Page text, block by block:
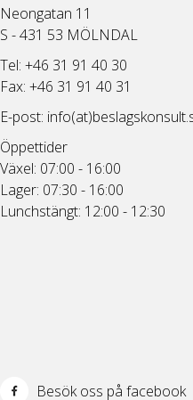
Neongatan 11
S - 431 53 MÖLNDAL
Tel: +46 31 91 40 30
Fax: +46 31 91 40 31
E-post:
Öppettider
Växel: 07:00 - 16:00
Lager: 07:30 - 16:00
Lunchstängt: 12:00 - 12:30
Besök oss på facebook